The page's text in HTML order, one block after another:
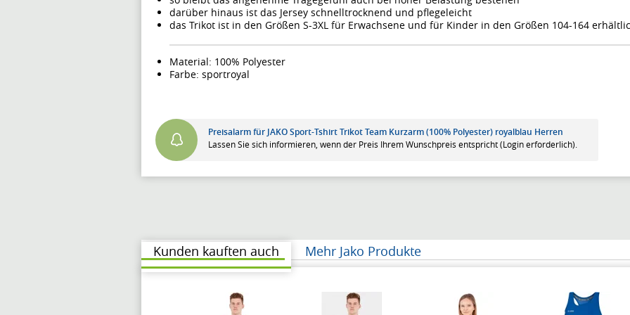
darüber hinaus ist das Jersey schnelltrocknend und pflegeleicht
das Trikot ist in den Größen S-3XL für Erwachsene und für Kinder in den Größen 104-164
Material: 100% Polyester
Farbe: sportroyal
Preisalarm für JAKO Sport-Tshirt Trikot Team Kurzarm (100% Polyester) royalblau Herren
Lassen Sie sich informieren, wenn der Preis Ihrem Wunschpreis entspricht (Login erforderlich).
Kunden kauften auch Mehr Jako Produkte